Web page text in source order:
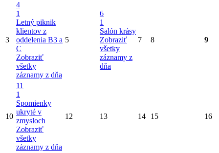
3
4
1
Letný piknik
klientov z
oddelenia B3 a
C
Zobraziť
všetky
záznamy z dňa
5
6
1
Salón krásy
Zobraziť
všetky
záznamy z
dňa
7 8 9
10
11
1
Spomienky
ukryté v
zmysloch
Zobraziť
všetky
záznamy z dňa
12 13 14 15 16